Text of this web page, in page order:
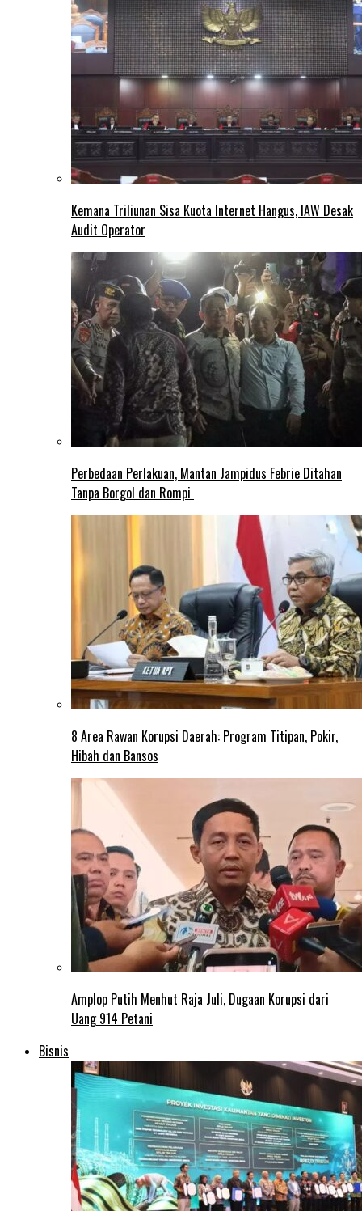
Kemana Triliunan Sisa Kuota Internet Hangus, IAW Desak
Audit Operator
Perbedaan Perlakuan, Mantan Jampidus Febrie Ditahan
Tanpa Borgol dan Rompi
8 Area Rawan Korupsi Daerah: Program Titipan, Pokir,
Hibah dan Bansos
Amplop Putih Menhut Raja Juli, Dugaan Korupsi dari
Uang 914 Petani
Bisnis